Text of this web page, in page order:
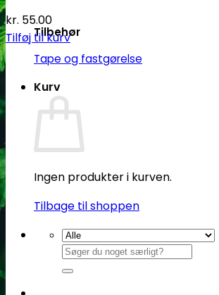
Tilbehør
Tape og fastgørelse
Kurv
Ingen produkter i kurven.
Tilbage til shoppen
Søg
efter:
kr. 55.00
Tilføj til kurv